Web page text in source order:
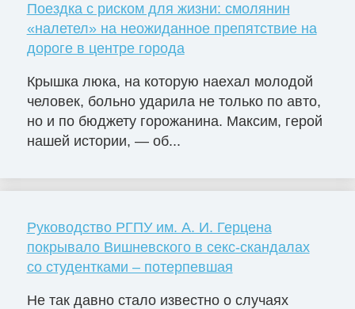
Поездка с риском для жизни: смолянин
«налетел» на неожиданное препятствие на
дороге в центре города
Крышка люка, на которую наехал молодой
человек, больно ударила не только по авто,
но и по бюджету горожанина. Максим, герой
нашей истории, — об...
Руководство РГПУ им. А. И. Герцена
покрывало Вишневского в секс-скандалах
со студентками – потерпевшая
Не так давно стало известно о случаях